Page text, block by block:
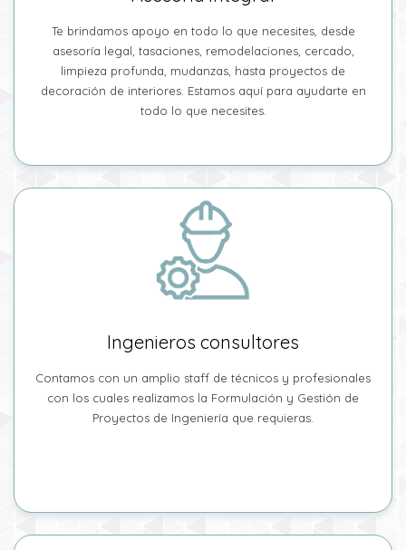
Te brindamos apoyo en todo lo que necesites, desde
asesoría legal, tasaciones, remodelaciones, cercado,
limpieza profunda, mudanzas, hasta proyectos de
decoración de interiores. Estamos aquí para ayudarte en
todo lo que necesites.
Ingenieros consultores
Contamos con un amplio staff de técnicos y profesionales
con los cuales realizamos la Formulación y Gestión de
Proyectos de Ingeniería que requieras.